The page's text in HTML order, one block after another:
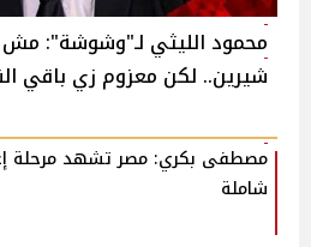
محمود الليثي لـ"وشوشة":
شيرين.. لكن معزوم زي باقي
مصطفى بكري: مصر تشهد مرحلة
شاملة